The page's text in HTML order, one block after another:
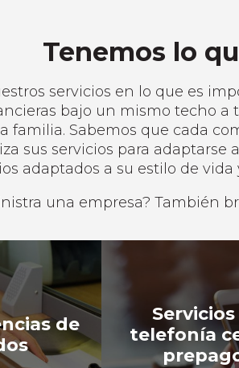
Tenemos lo
servicios en lo que es
bajo un mismo techo
familia. Sabemos que cada
sus servicios para
adaptados a su estilo de
una empresa? También
de
telefonía